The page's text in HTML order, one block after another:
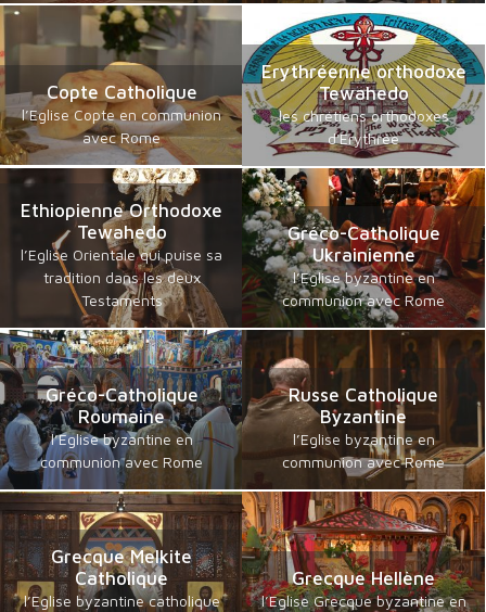
Copte Catholique
l’Eglise Copte en communion
avec Rome
Erythréenne orthodoxe
Tewahedo
les chrétiens orthodoxes
d'Erythrée
Ethiopienne Orthodoxe
Tewahedo
l’Eglise Orientale qui puise sa
tradition dans les deux
Testaments
Gréco-Catholique
Ukrainienne
l’Eglise byzantine en
communion avec Rome
Gréco-Catholique
Roumaine
l’Eglise byzantine en
communion avec Rome
Russe Catholique
Byzantine
l’Eglise byzantine en
communion avec Rome
Grecque Melkite
Catholique
l’Eglise byzantine catholique
Grecque Hellène
l’Eglise Grecque byzantine en